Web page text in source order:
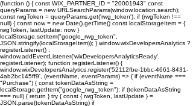
(function () { const WIX_PARTNER_ID = "20001943" const
queryParams = new URLSearchParams(window.location.search);
const rwgToken = queryParams.get('rwg_token'); if (rwgToken !==
null) { const now = new Date().getTime() const localStorageItem = {
rwgToken, lastUpdate: now }
localStorage.setItem("google_rwg_token",
JSON.stringify(localStorageItem)); } window.wixDevelopersAnalytics ?
registerListener() :
window.addEventListener('wixDevelopersAnalyticsReady',
registerListener); function registerListener() {
window.wixDevelopersAnalytics.register('52112fbe-1bbc-4661-8431-
4ab2bc145ff9', (eventName, eventParams) => { if (eventName ===
"Purchase") { const tokenDataAsString =
localStorage.getItem("google_rwg_token"); if (tokenDataAsString
=== null) { return } try { const { rwgToken, lastUpdate } =
JSON.parse(tokenDataAsString) if